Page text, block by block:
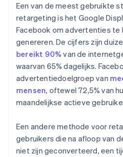
Een van de meest gebruikte
retargeting is het Google
Facebook om advertenties te
genereren. De cijfers zijn
bereikt 90% van de
waarvan 65% dagelijks.
advertentiedoelgroep van
mensen, oftewel 72,5% van
maandelijkse actieve
Een andere methode voor
gebruikers die na afloop van
niet zijn geconverteerd, een